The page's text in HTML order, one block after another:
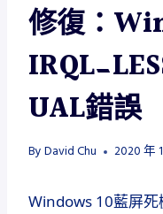
修復：
UAL錯誤
By David Chu 2020 年
Windows 10藍屏